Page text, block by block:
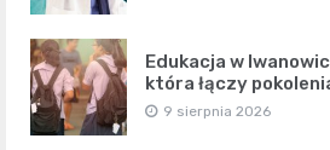
Edukacja w
która łączy
9 sierpnia 2026